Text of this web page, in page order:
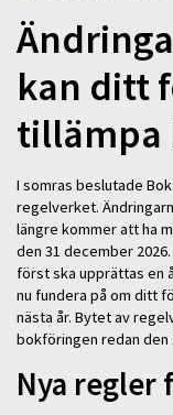
kan ditt
tillämpa
I somras beslutade
regelverket.
längre kommer att ha
den 31 december
först ska upprättas en
nu fundera på om ditt
nästa år. Bytet av
bokföringen redan den
Nya regler